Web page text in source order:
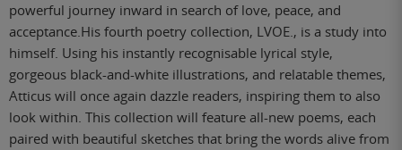
powerful journey inward in search of love, peace, and
acceptance.His fourth poetry collection, LVOE., is a study into
himself. Using his instantly recognisable lyrical style,
gorgeous black-and-white illustrations, and relatable themes,
Atticus will once again dazzle readers, inspiring them to also
look within. This collection will feature all-new poems, each
paired with beautiful sketches that bring the words alive from